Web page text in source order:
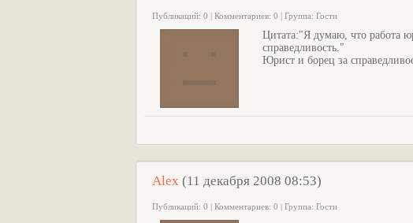
Публикаций: 0 | Комментариев: 0 | Группа: Гости
Цитата:"Я думаю, что работа
справедливость."
Юрист и борец за
Alex (11 декабря 2008 08:53)
Публикаций: 0 | Комментариев: 0 | Группа: Гости